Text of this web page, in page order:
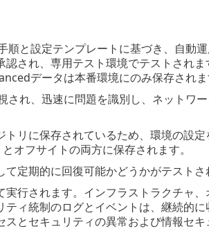
と設定テンプレートに基づき、自動
され、専用テスト環境でテストされ
データは本番環境にのみ保存されま
れ、迅速に問題を識別し、ネットワ
リに保存されているため、環境の設定
オフサイトの両方に保存されます。
定期的に回復可能かどうかがテストさ
行されます。インフラストラクチャ
ィ統制のログとイベントは、継続的
とセキュリティの異常および情報セ